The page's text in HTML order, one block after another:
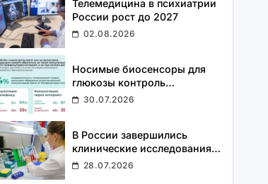
Телемедицина в психиатрии
России рост до 2027
02.08.2026
Носимые биосенсоры для
глюкозы контроль
предиабета без уколов
30.07.2026
В России завершились
клинические исследования
первой отечественной
28.07.2026
В России завершились
исследования первой